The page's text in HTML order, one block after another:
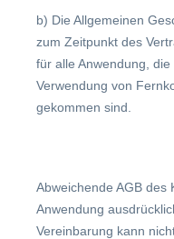
b) Die Allgemeinen
zum Zeitpunkt des
für alle Anwendung,
Verwendung von
gekommen sind.
Abweichende AGB des
Anwendung
Vereinbarung kann